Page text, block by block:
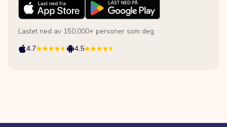
Lastet ned av 150,000+ personer som deg
4.7
4.5